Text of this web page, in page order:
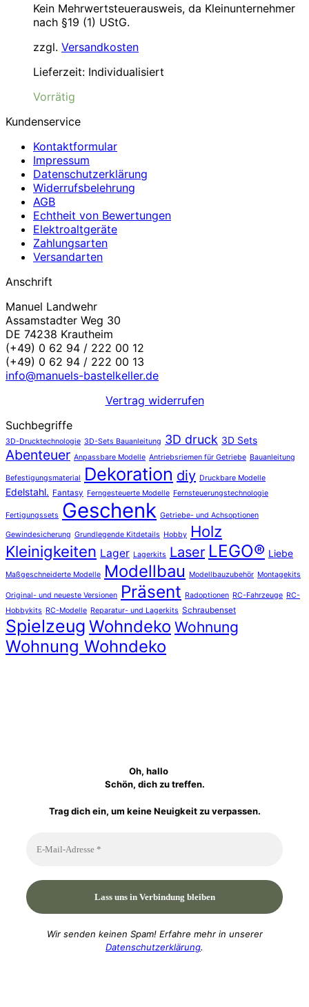
Kein Mehrwertsteuerausweis, da Kleinunternehmer
nach §19 (1) UStG.
zzgl. Versandkosten
Lieferzeit: Individualisiert
Vorrätig
Kundenservice
Kontaktformular
Impressum
Datenschutzerklärung
Widerrufsbelehrung
AGB
Echtheit von Bewertungen
Elektroaltgeräte
Zahlungsarten
Versandarten
Anschrift
Manuel Landwehr
Assamstadter Weg 30
DE 74238 Krautheim
(+49) 0 62 94 / 222 00 12
(+49) 0 62 94 / 222 00 13
info@manuels-bastelkeller.de
Vertrag widerrufen
Suchbegriffe
3D-Drucktechnologie 3D-Sets Bauanleitung 3D druck 3D Sets
Abenteuer Anpassbare Modelle Antriebsriemen für Getriebe Bauanleitung
Befestigungsmaterial Dekoration diy Druckbare Modelle
Edelstahl. Fantasy Ferngesteuerte Modelle Fernsteuerungstechnologie
Fertigungssets Geschenk Getriebe- und Achsoptionen
Gewindesicherung Grundlegende Kitdetails Hobby Holz
Kleinigkeiten Lager Lagerkits Laser LEGO® Liebe
Maßgeschneiderte Modelle Modellbau Modellbauzubehör Montagekits
Original- und neueste Versionen Präsent Radoptionen RC-Fahrzeuge RC-
Hobbykits RC-Modelle Reparatur- und Lagerkits Schraubenset
Spielzeug Wohndeko Wohnung
Wohnung Wohndeko
Oh, hallo
Schön, dich zu treffen.
Trag dich ein, um keine Neuigkeit zu verpassen.
Wir senden keinen Spam! Erfahre mehr in unserer
Datenschutzerklärung.